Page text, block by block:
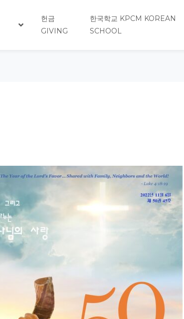
헌금
GIVING
한국학교 KPCM KOREAN
SCHOOL